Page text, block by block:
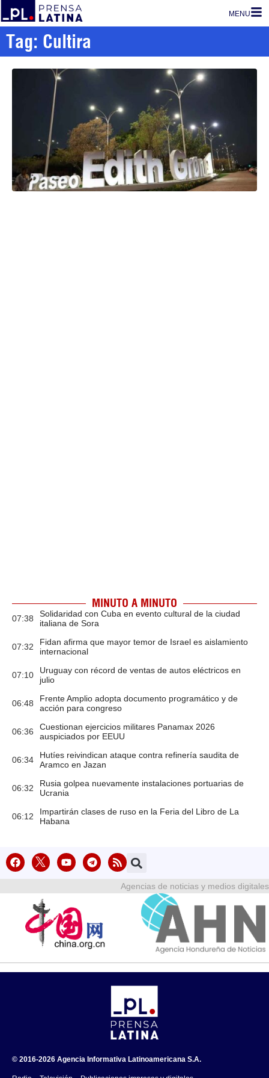
MENU
Tag: Cultira
MINUTO A MINUTO
07:38
Solidaridad con Cuba en evento cultural de la ciudad
italiana de Sora
07:32
Fidan afirma que mayor temor de Israel es aislamiento
internacional
07:10
Uruguay con récord de ventas de autos eléctricos en
julio
06:48
Frente Amplio adopta documento programático y de
acción para congreso
06:36
Cuestionan ejercicios militares Panamax 2026
auspiciados por EEUU
06:34
Hutíes reivindican ataque contra refinería saudita de
Aramco en Jazan
06:32
Rusia golpea nuevamente instalaciones portuarias de
Ucrania
06:12
Impartirán clases de ruso en la Feria del Libro de La
Habana
Agencias de noticias y medios digitales
© 2016-2026 Agencia Informativa Latinoamericana S.A.